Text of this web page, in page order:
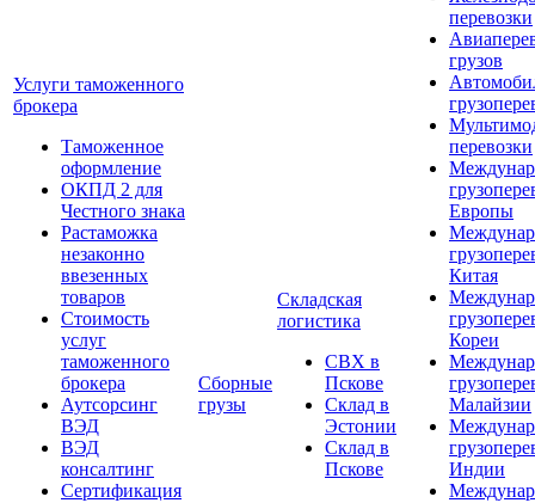
Услуги таможенного
брокера
Таможенное
оформление
ОКПД 2 для
Честного знака
Растаможка
незаконно
ввезенных
товаров
Стоимость
услуг
таможенного
брокера
Аутсорсинг
ВЭД
ВЭД
консалтинг
Сертификация
Сборные
грузы
Складская
логистика
СВХ в
Пскове
Склад в
Эстонии
Склад в
Пскове
перевозки
грузов
перевозки
Европы
Китая
Кореи
Малайзии
Индии